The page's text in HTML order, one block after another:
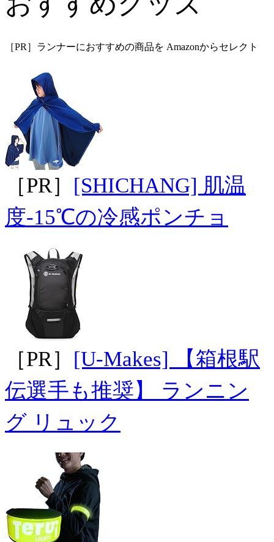
［PR］ランナーにおすすめの商品を Amazonからセレクト
［PR］ [SHICHANG] 肌温
度-15℃の冷感ポンチョ
［PR］ [U-Makes] 【箱根駅
伝選手も推奨】 ランニン
グ リュック